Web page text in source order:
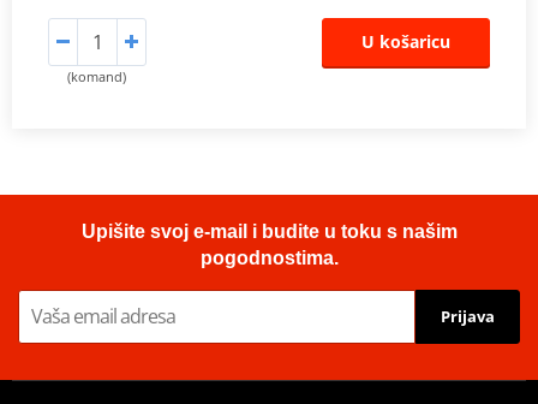
(komand)
U košaricu
Upišite svoj e-mail i budite u toku s našim
pogodnostima.
Prijava